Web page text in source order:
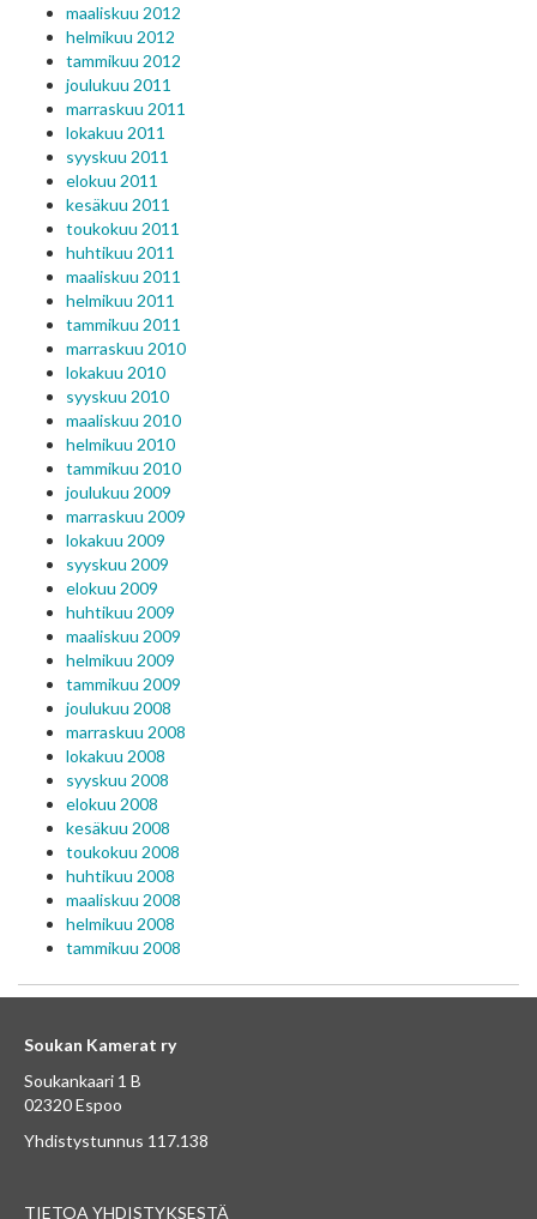
maaliskuu 2012
helmikuu 2012
tammikuu 2012
joulukuu 2011
marraskuu 2011
lokakuu 2011
syyskuu 2011
elokuu 2011
kesäkuu 2011
toukokuu 2011
huhtikuu 2011
maaliskuu 2011
helmikuu 2011
tammikuu 2011
marraskuu 2010
lokakuu 2010
syyskuu 2010
maaliskuu 2010
helmikuu 2010
tammikuu 2010
joulukuu 2009
marraskuu 2009
lokakuu 2009
syyskuu 2009
elokuu 2009
huhtikuu 2009
maaliskuu 2009
helmikuu 2009
tammikuu 2009
joulukuu 2008
marraskuu 2008
lokakuu 2008
syyskuu 2008
elokuu 2008
kesäkuu 2008
toukokuu 2008
huhtikuu 2008
maaliskuu 2008
helmikuu 2008
tammikuu 2008
Soukan Kamerat ry
Soukankaari 1 B
02320 Espoo
Yhdistystunnus 117.138
TIETOA YHDISTYKSESTÄ